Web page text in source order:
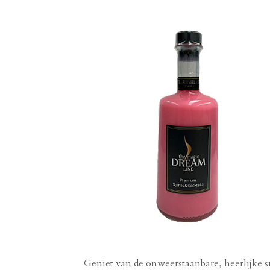
Geniet van de onweerstaanbare, heerlijke